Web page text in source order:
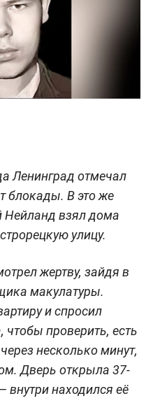
Ленинград отмечал
блокады. В это же
Нейланд взял дома
улицу.
жертву, зайдя в
макулатуры.
и спросил
проверить, есть
несколько минут,
Дверь открыла 37-
внутри находился её